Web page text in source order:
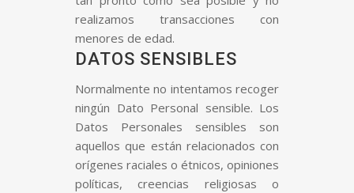
realizamos transacciones con
menores de edad.
DATOS SENSIBLES
Normalmente no intentamos recoger
ningún Dato Personal sensible. Los
Datos Personales sensibles son
aquellos que están relacionados con
orígenes raciales o étnicos, opiniones
políticas, creencias religiosas o